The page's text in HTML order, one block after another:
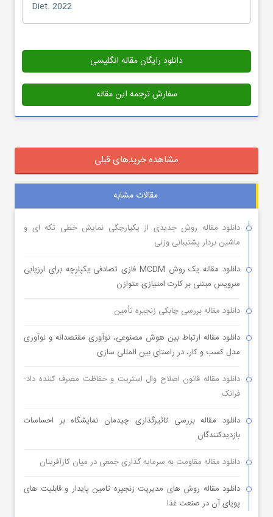
Diet. 2022
دانلود رایگان مقاله انگلیسی
سفارش ترجمه این مقاله
مشاهده خریدهای قبلی
مقالات مشابه
دانلود مقاله روش جدیدی از یکپارچگی نمایش خطی تکه ای و
ماشین بردار پشتیبانی وزنی
دانلود مقاله یک روش MCDM فازی تصادفی یکپارچه برای ارزیابی
سرویس مبتنی بر کارت امتیازی متوازن
دانلود مقاله بررسی چابکی زنجیره تأمین
دانلود مقاله ارتباط بین هوش مصنوعی، نوآوری مقتصدانه و نوآوری
مدل کسب و کار، در راستای بین المللی سازی
دانلود مقاله قانون اصلاح وال استریت و حفاظت مصرف کننده داد-
فرانک
دانلود مقاله بررسی تاثیرگذاری چیدمان نمایشگاه بر احساسات
بازدیدکنندگان
دانلود مقاله مقاومت به سرمایه گذاری جمعی در میان کارآفرینان
دانلود مقاله روش های مدیریت زنجیره تامین پایدار و قابلیت های
پویای آن در صنعت غذا